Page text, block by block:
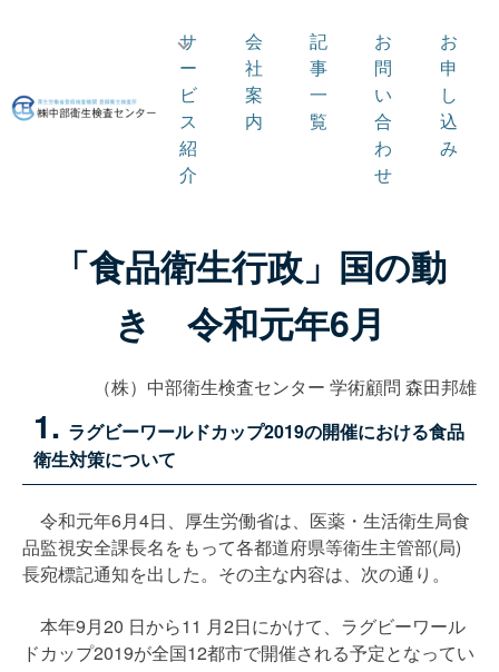
サ
ー
ビ
ス
紹
介
会
社
案
内
記
事
一
覧
お
問
い
合
わ
せ
お
申
し
込
み
「食品衛生行政」国の動
き 令和元年6月
（株）中部衛生検査センター 学術顧問 森田邦雄
1. ラグビーワールドカップ2019の開催における食品
衛生対策について
令和元年6月4日、厚生労働省は、医薬・生活衛生局食
品監視安全課長名をもって各都道府県等衛生主管部(局)
長宛標記通知を出した。その主な内容は、次の通り。
本年9月20 日から11 月2日にかけて、ラグビーワール
ドカップ2019が全国12都市で開催される予定となってい